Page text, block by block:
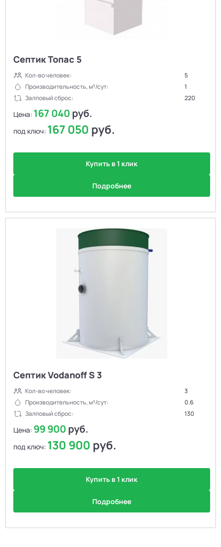
Септик Топас 5
Кол-во человек:
5
Производительность, м³/сут:
1
Залповый сброс:
220
Цена: 167 040 руб.
под ключ: 167 050 руб.
Купить в 1 клик
Подробнее
Септик Vodanoff S 3
Кол-во человек:
3
Производительность, м³/сут:
0.6
Залповый сброс:
130
Цена: 99 900 руб.
под ключ: 130 900 руб.
Купить в 1 клик
Подробнее